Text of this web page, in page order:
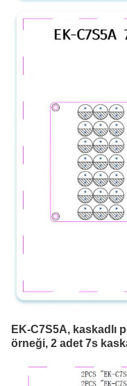
EK-C7S5A, kaskadlı
örneği, 2 adet 7s